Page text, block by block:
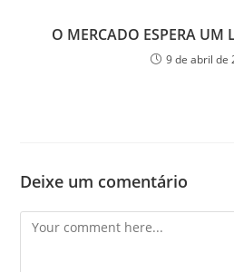
O MERCADO ESPERA UM
9 de abril de
Deixe um comentário